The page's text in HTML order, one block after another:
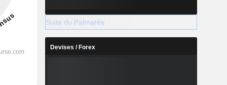
Suite du Palmarès
Devises / Forex